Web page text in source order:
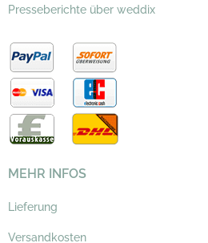
Presseberichte über weddix
MEHR INFOS
Lieferung
Versandkosten